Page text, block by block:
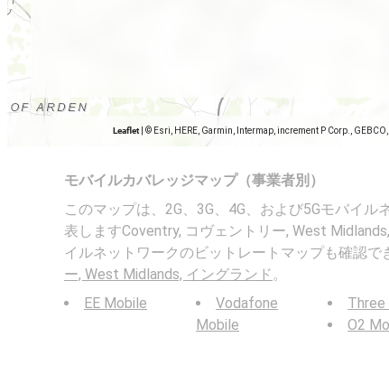
Leaflet © Esri, HERE, Garmin, Intermap, increment P Corp.,
モバイルカバレッジマップ（事業者別）
このマップは、2G、3G、4G、および5Gモバイル
表しますCoventry, コヴェントリー, West
イルネットワークのビットレートマップも確認で
ー, West Midlands, イングランド。
EE Mobile
Vodafone
Mobile
O2